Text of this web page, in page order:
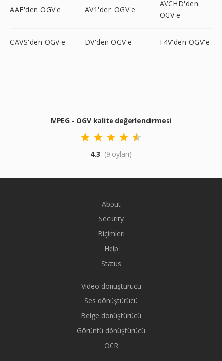
AAF'den OGV'e AV1'den OGV'e
AVCHD'den
OGV'e
CAVS'den OGV'e DV'den OGV'e F4V'den OGV'e
MPEG - OGV kalite değerlendirmesi
4.3 (9 oyları)
About
Security
Biçimleri
Help
Status
Video dönüştürücü
Ses dönüştürücü
Belge dönüştürücü
Görüntü dönüştürücü
OCR